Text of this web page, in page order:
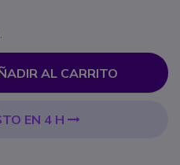
AL CARRITO
EN 4 H